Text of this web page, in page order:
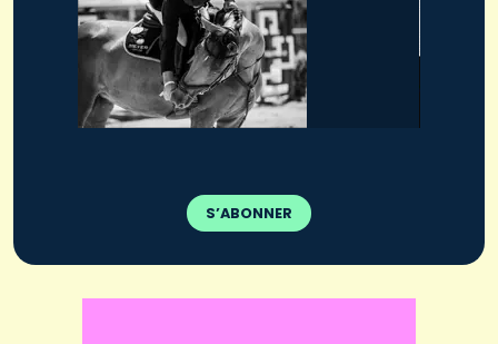
S’ABONNER